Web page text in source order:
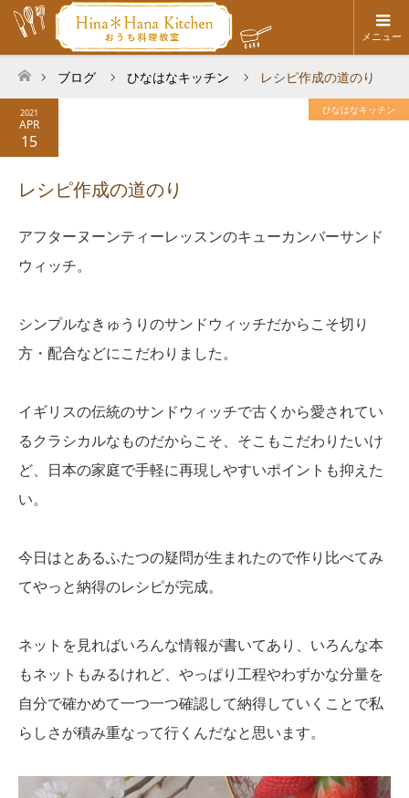
メニュー
ホーム
ブログ ひなはなキッチン レシピ作成の道のり
2021
APR
15
ひなはなキッチン
レシピ作成の道のり
アフターヌーンティーレッスンのキューカンバーサンド
ウィッチ。
シンプルなきゅうりのサンドウィッチだからこそ切り
方・配合などにこだわりました。
イギリスの伝統のサンドウィッチで古くから愛されてい
るクラシカルなものだからこそ、そこもこだわりたいけ
ど、日本の家庭で手軽に再現しやすいポイントも抑えた
い。
今日はとあるふたつの疑問が生まれたので作り比べてみ
てやっと納得のレシピが完成。
ネットを見ればいろんな情報が書いてあり、いろんな本
もネットもみるけれど、やっぱり工程やわずかな分量を
自分で確かめて一つ一つ確認して納得していくことで私
らしさが積み重なって行くんだなと思います。